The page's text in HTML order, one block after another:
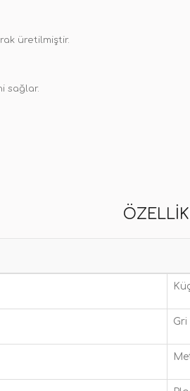
üretilmiştir.
sağlar.
Gri